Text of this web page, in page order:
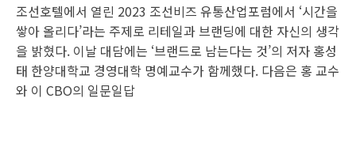
조선호텔에서 열린 2023 조선비즈 유통산업포럼에서 ‘시간을
쌓아 올리다’라는 주제로 리테일과 브랜딩에 대한 자신의 생각
을 밝혔다. 이날 대담에는 ‘브랜드로 남는다는 것’의 저자 홍성
태 한양대학교 경영대학 명예교수가 함께했다. 다음은 홍 교수
와 이 CBO의 일문일답